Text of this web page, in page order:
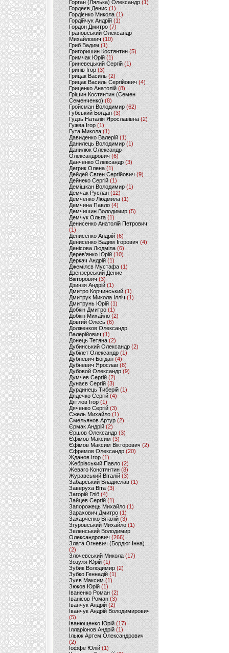
Горган (Лялька) Олександр(1)
Гордеєв Денис (1)
Гордієнко Микола (1)
Гордійчук Андрій (1)
Гордон Дмитро (7)
Грановський Олександр
Михайлович (10)
Гриб Вадим (1)
Григоришин Костянтин (5)
Гримчак Юрій(1)
Гриневецький Сергій(1)
Гринів Ігор (3)
Грицак Василь (2)
Грицак Василь Сергійович (4)
Гриценко Анатолій (8)
Грішин Костянтин (Семен
Семенченко)(8)
Гройсман Володимир(62)
Губський Богдан (3)
Гудзь Наталія Ярославівна(2)
Гужва Ігор (1)
Гута Микола (1)
Давиденко Валерій (1)
Данилець Володимир(1)
Данилюк Олександр
Олександрович (6)
Данченко Олександр (3)
Дегрик Олена(1)
Дейдей Євген Сергійович(9)
Дейнеко Сергій (1)
Демішкан Володимир(1)
Демчак Руслан (12)
Демченко Людмила (1)
Демчина Павло (4)
Демчишин Володимир (5)
Демчук Ольга(1)
Денисенко Анатолій Петрович
(1)
Денисенко Андрій (6)
Денисенко Вадим Ігорович (4)
Денісова Людміла(6)
Дерев'янко Юрій(10)
Деркач Андрій(1)
Джемілєв Мустафа (1)
Дзензерський Денис
Вікторович (3)
Дзинзя Андрій (1)
Дмитро Корчинський (1)
Дмитрук Микола Ілліч (1)
Дмитрунь Юрій (1)
Добкін Дмитро(1)
Добкін Михайло (2)
Довгий Олесь (6)
Долженков Олександр
Валерійович (1)
Донець Тетяна (2)
Дубинський Олександр(2)
Дубілет Олександр (1)
Дубневич Богдан (4)
Дубневич Ярослав (8)
Дубовой Олександр(9)
Думчев Сергій (2)
Дунаєв Сергій(3)
Дурдинець Тиберій (1)
Дядечко Сергій (4)
Дятлов Ігор (1)
Дяченко Сергій (3)
Єжель Михайло (1)
Ємельянов Артур (2)
Єрмак Андрій (2)
Єршов Олександр (3)
Єфімов Максим (3)
Єфімов Максим Вікторович (2)
Єфремов Олександр (20)
Жданов Ігор (1)
Жебрівський Павло (2)
Жеваго Констянтин (8)
Журавський Віталій (3)
Забарський Владислав (1)
Заверуха Віта (3)
Загорій Гліб (4)
Зайцев Сергій(1)
Запорожець Михайло (1)
Зарахович Дмитро (1)
Захарченко Віталій (3)
Згуровський Михайло (1)
Зеленський Володимир
Олександрович (266)
Злата Огневич (Бордюг Інна)
(2)
Злочевський Микола(17)
Зозуля Юрій (1)
Зубик Володимир (2)
Зубко Геннадій (1)
Зуєв Максим(1)
Зюков Юрій (1)
Іваненко Роман (2)
Іванісов Роман (3)
Іванчук Андрій(2)
Іванчук Андрій Володимирович
(5)
Іванющенко Юрій (17)
Ілларіонов Андрій (1)
Ільюк Артем Олександрович
(2)
Іоффе Юлій (1)